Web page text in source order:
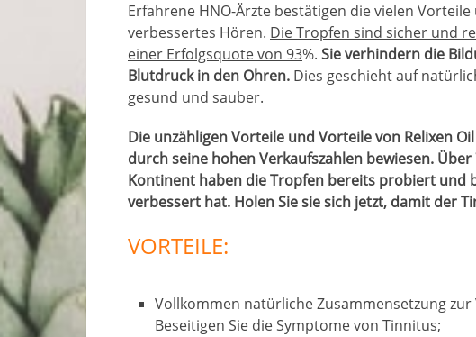
Erfahrene HNO-Ärzte bestätigen die vielen
verbessertes Hören. Die Tropfen sind sicher und
einer Erfolgsquote von 93%. Sie verhindern die
Blutdruck in den Ohren. Dies geschieht auf
gesund und sauber.
Die unzähligen Vorteile und Vorteile von Relixen
durch seine hohen Verkaufszahlen bewiesen.
Kontinent haben die Tropfen bereits probiert und
verbessert hat. Holen Sie sie sich jetzt, damit der
VORTEILE:
Vollkommen natürliche Zusammensetzung
Beseitigen Sie die Symptome von Tinnitus;